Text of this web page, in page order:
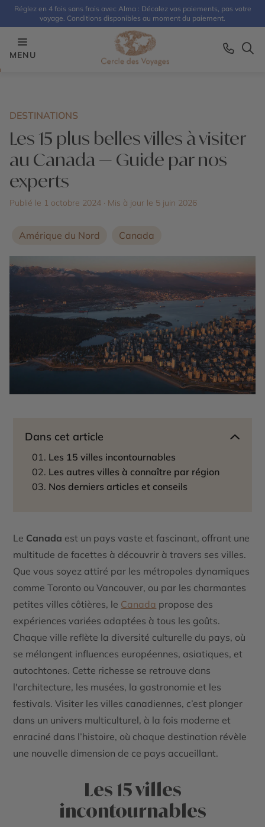
Réglez en 4 fois sans frais avec Alma : Décalez vos paiements, pas votre
voyage. Conditions disponibles au moment du paiement.
MENU
DESTINATIONS
Les 15 plus belles villes à visiter
au Canada — Guide par nos
experts
Publié le 1 octobre 2024 · Mis à jour le 5 juin 2026
Amérique du Nord Canada
Dans cet article
Les 15 villes incontournables
Les autres villes à connaître par région
Nos derniers articles et conseils
Le Canada est un pays vaste et fascinant, offrant une
multitude de facettes à découvrir à travers ses villes.
Que vous soyez attiré par les métropoles dynamiques
comme Toronto ou Vancouver, ou par les charmantes
petites villes côtières, le Canada propose des
expériences variées adaptées à tous les goûts.
Chaque ville reflète la diversité culturelle du pays, où
se mélangent influences européennes, asiatiques, et
autochtones. Cette richesse se retrouve dans
l'architecture, les musées, la gastronomie et les
festivals. Visiter les villes canadiennes, c’est plonger
dans un univers multiculturel, à la fois moderne et
enraciné dans l’histoire, où chaque destination révèle
une nouvelle dimension de ce pays accueillant.
Les 15 villes
incontournables